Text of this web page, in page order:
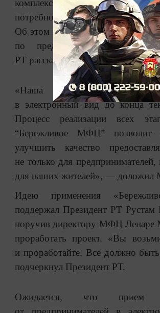
комплекса АИС «МФЦ»
потребностей населения и
Об этом на XII расширенном
по предпринимательству при
РТ рассказал мэр Нижнекамска
«Наша цель — перевести
в электронный вид до конца
Процесс реализации всех
“Бережливое МФЦ” позволит
улучшить качество
не только для
для наших жителей», — доложил
Идею применения
поддержал Президент РТ Рустам
поручив директору МФЦ Ленаре
проработать проект. «Вы
и проработайте. Все должно
подчеркнул Президент РТ.
Ожидается, что прием